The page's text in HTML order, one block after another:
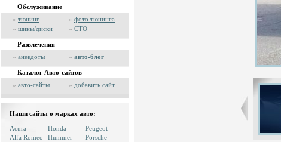
Обслуживание
» тюнинг » фото тюнинга
» шины/диски » СТО
Развлечения
» анекдоты » авто-блог
Каталог Авто-сайтов
» авто-сайты » добавить сайт
Наши сайты о марках авто:
Acura
Alfa Romeo
Honda
Hummer
Peugeot
Porsche